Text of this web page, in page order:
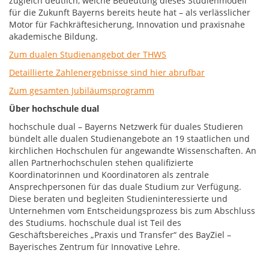
für die Zukunft Bayerns bereits heute hat – als verlässlicher
Motor für Fachkräftesicherung, Innovation und praxisnahe
akademische Bildung.
Zum dualen Studienangebot der THWS
Detaillierte Zahlenergebnisse sind hier abrufbar
Zum gesamten Jubiläumsprogramm
Über hochschule dual
hochschule dual – Bayerns Netzwerk für duales Studieren
bündelt alle dualen Studienangebote an 19 staatlichen und
kirchlichen Hochschulen für angewandte Wissenschaften. An
allen Partnerhochschulen stehen qualifizierte
Koordinatorinnen und Koordinatoren als zentrale
Ansprechpersonen für das duale Studium zur Verfügung.
Diese beraten und begleiten Studieninteressierte und
Unternehmen vom Entscheidungsprozess bis zum Abschluss
des Studiums. hochschule dual ist Teil des
Geschäftsbereiches „Praxis und Transfer“ des BayZiel –
Bayerisches Zentrum für Innovative Lehre.